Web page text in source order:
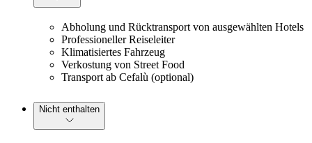
Abholung und Rücktransport von ausgewählten Hotels
Professioneller Reiseleiter
Klimatisiertes Fahrzeug
Verkostung von Street Food
Transport ab Cefalù (optional)
Nicht enthalten